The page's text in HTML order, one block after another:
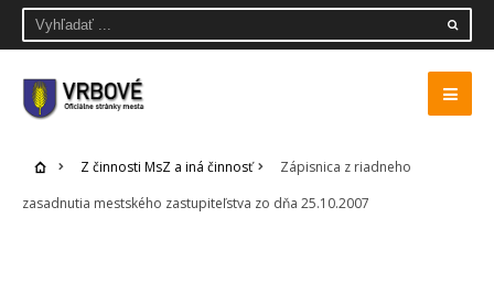
Z činnosti MsZ a iná činnosť
Zápisnica z riadneho
zasadnutia mestského zastupiteľstva zo dňa 25.10.2007